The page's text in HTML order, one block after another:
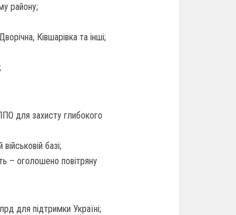
району;
Ківшарівка та інші;
для захисту глибокого
базі;
– оголошено повітряну
для підтримки Україні;